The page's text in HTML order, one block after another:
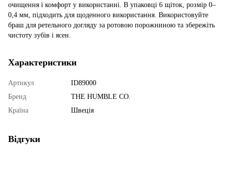
очищення і комфорт у використанні. В упаковці 6 щіток, розмір 0–
0,4 мм, підходить для щоденного використання. Використовуйте
браш для ретельного догляду за ротовою порожниною та збережіть
чистоту зубів і ясен.
Характеристики
Артикул
ID89000
Бренд
THE HUMBLE CO.
Країна
Швеція
Відгуки